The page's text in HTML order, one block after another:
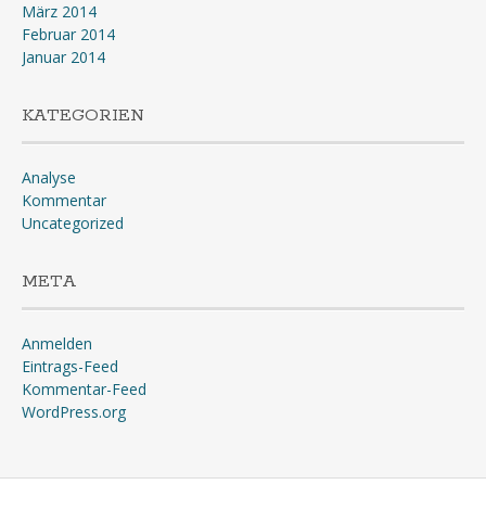
März 2014
Februar 2014
Januar 2014
KATEGORIEN
Analyse
Kommentar
Uncategorized
META
Anmelden
Eintrags-Feed
Kommentar-Feed
WordPress.org